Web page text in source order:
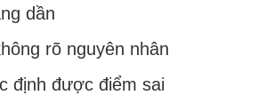
dần
rõ nguyên nhân
định được điểm sai